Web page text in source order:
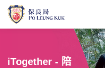
iTogether - 陪